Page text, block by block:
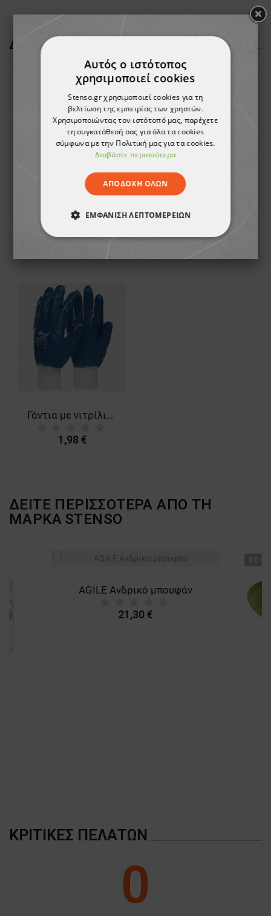
ΔΕΊΤΕ ΠΕΡΙΣΣΌΤΕΡΑ
Γάντια οικολογικού τύπου βουτηγμένα σε νιτρίλιο EGEBANT ECOCYCLE GREEN
2,36 € 2,23 €
Γάντια με νιτρίλιο HAZEL PRO
1,98 €
ΔΕΙΤΕ ΠΕΡΙΣΣΟΤΕΡΑ ΑΠΟ ΤΗ
ΜΑΡΚΑ STENSO
AGILE Ανδρικό μπουφάν
21,30 €
ΚΡΙΤΙΚΈΣ ΠΕΛΑΤΏΝ
0
Αυτός ο ιστότοπος
χρησιμοποιεί cookies
Stenso.gr χρησιμοποιεί cookies για τη
βελτίωση της εμπειρίας των χρηστών.
Χρησιμοποιώντας τον ιστότοπό μας, παρέχετε
τη συγκατάθεσή σας για όλα τα cookies
σύμφωνα με την Πολιτική μας για τα cookies.
Διαβάστε περισσότερα
ΑΠΟΔΟΧΉ ΌΛΩΝ
ΕΜΦΆΝΙΣΗ ΛΕΠΤΟΜΕΡΕΙΏΝ
ΑΠΟΛΎΤΩΣ ΑΠΑΡΑΊΤΗΤΑ
ΛΕΙΤΟΥΡΓΙΚΌΤΗΤΑΣ
ΜΗ ΤΑΞΙΝΟΜΗΜΈΝΑ